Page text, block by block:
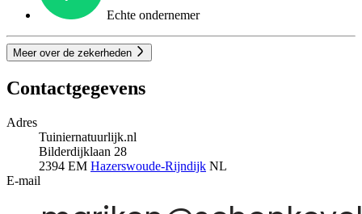
Echte ondernemer
Meer over de zekerheden
Contactgegevens
Adres
Tuiniernatuurlijk.nl
Bilderdijklaan 28
2394 EM Hazerswoude-Rijndijk NL
E-mail